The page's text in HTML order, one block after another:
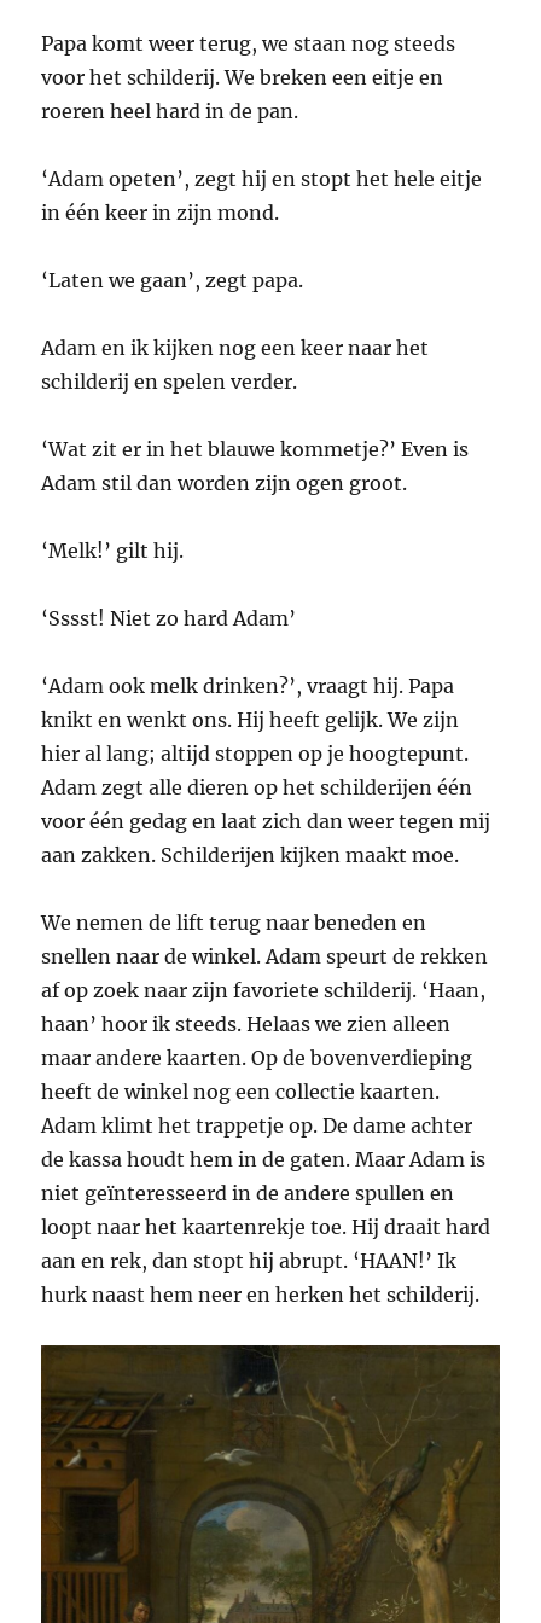
Papa komt weer terug, we staan nog steeds
voor het schilderij. We breken een eitje en
roeren heel hard in de pan.
‘Adam opeten’, zegt hij en stopt het hele eitje
in één keer in zijn mond.
‘Laten we gaan’, zegt papa.
Adam en ik kijken nog een keer naar het
schilderij en spelen verder.
‘Wat zit er in het blauwe kommetje?’ Even is
Adam stil dan worden zijn ogen groot.
‘Melk!’ gilt hij.
‘Sssst! Niet zo hard Adam’
‘Adam ook melk drinken?’, vraagt hij. Papa
knikt en wenkt ons. Hij heeft gelijk. We zijn
hier al lang; altijd stoppen op je hoogtepunt.
Adam zegt alle dieren op het schilderijen één
voor één gedag en laat zich dan weer tegen mij
aan zakken. Schilderijen kijken maakt moe.
We nemen de lift terug naar beneden en
snellen naar de winkel. Adam speurt de rekken
af op zoek naar zijn favoriete schilderij. ‘Haan,
haan’ hoor ik steeds. Helaas we zien alleen
maar andere kaarten. Op de bovenverdieping
heeft de winkel nog een collectie kaarten.
Adam klimt het trappetje op. De dame achter
de kassa houdt hem in de gaten. Maar Adam is
niet geïnteresseerd in de andere spullen en
loopt naar het kaartenrekje toe. Hij draait hard
aan en rek, dan stopt hij abrupt. ‘HAAN!’ Ik
hurk naast hem neer en herken het schilderij.